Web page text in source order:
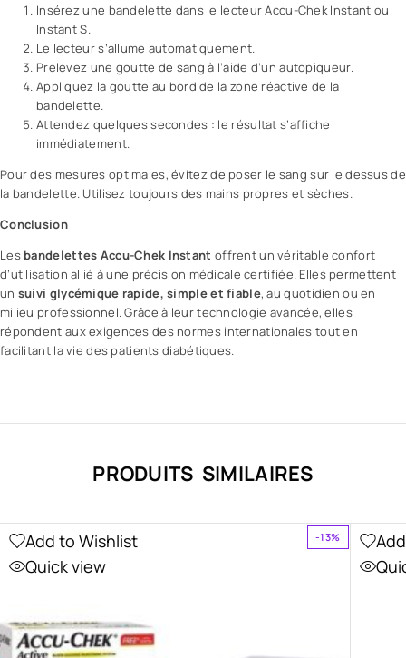
Insérez une bandelette dans le lecteur Accu-Chek Instant ou
Instant S.
Le lecteur s’allume automatiquement.
Prélevez une goutte de sang à l’aide d’un autopiqueur.
Appliquez la goutte au bord de la zone réactive de la
bandelette.
Attendez quelques secondes : le résultat s’affiche
immédiatement.
Pour des mesures optimales, évitez de poser le sang sur le dessus de
la bandelette. Utilisez toujours des mains propres et sèches.
Conclusion
Les bandelettes Accu-Chek Instant offrent un véritable confort
d’utilisation allié à une précision médicale certifiée. Elles permettent
un suivi glycémique rapide, simple et fiable, au quotidien ou en
milieu professionnel. Grâce à leur technologie avancée, elles
répondent aux exigences des normes internationales tout en
facilitant la vie des patients diabétiques.
PRODUITS SIMILAIRES
-13%
Add to Wishlist
Quick view